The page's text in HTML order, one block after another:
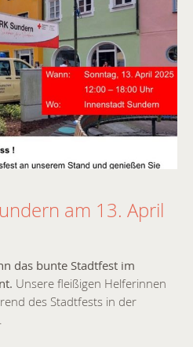
am 13. April
das bunte Stadtfest im
Unsere fleißigen Helferinnen
des Stadtfests in der